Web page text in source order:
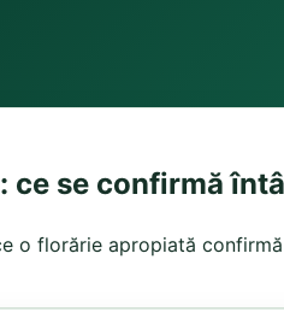
Vrancea
galbeni
ce se confirmă
o florărie apropiată